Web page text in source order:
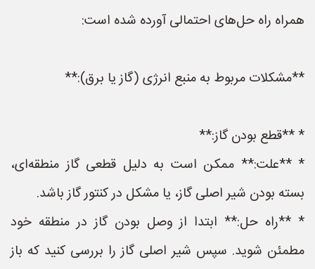
همراه راه حل‌های احتمالی آورده شده است:
**مشکلات مربوط به منبع انرژی (گاز یا برق):**
* **قطع بودن گاز:**
* **علت:** ممکن است به دلیل قطعی گاز منطقه‌ای،
بسته بودن شیر اصلی گاز، یا مشکل در کنتور گاز باشد.
* **راه حل:** ابتدا از وصل بودن گاز در منطقه خود
مطمئن شوید. سپس شیر اصلی گاز را بررسی کنید که باز